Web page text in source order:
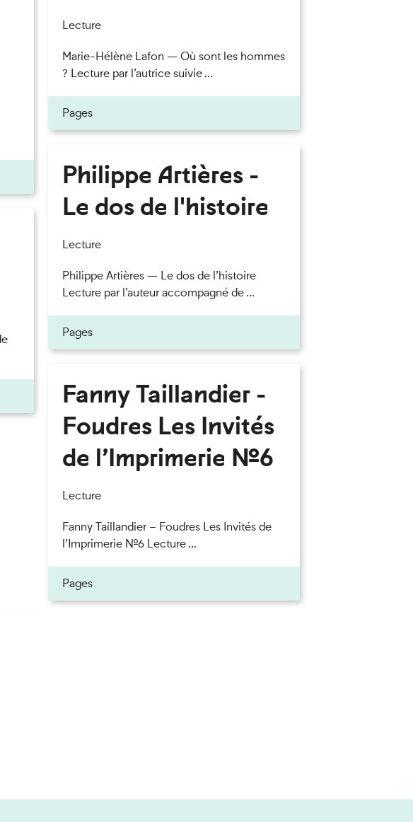
Lecture
Marie-Hélène Lafon — Où sont les hommes
? Lecture par l’autrice suivie ...
Pages
Philippe Artières -
Le dos de l'histoire
Lecture
Philippe Artières — Le dos de l’histoire
Lecture par l’auteur accompagné de ...
Pages
Fanny Taillandier -
Foudres Les Invités
de l’Imprimerie n°6
Lecture
Fanny Taillandier – Foudres Les Invités de
l’Imprimerie n°6 Lecture ...
Pages